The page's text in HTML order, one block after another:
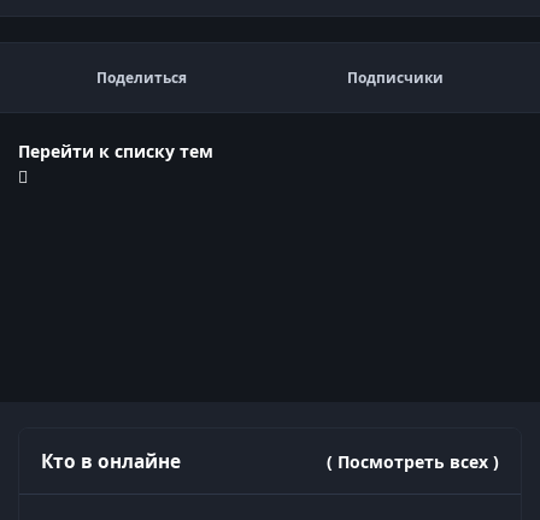
Поделиться Подписчики
Перейти к списку тем
Кто в онлайне ( Посмотреть всех )